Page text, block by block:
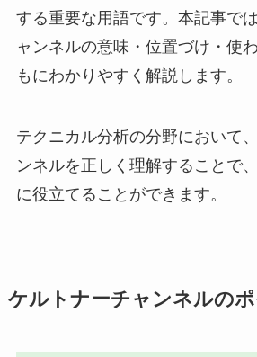
する重要な用語です。本記事で
ャンネルの意味・位置づけ・使
もにわかりやすく解説します。
テクニカル分析の分野において
ンネルを正しく理解することで
に役立てることができます。
ケルトナーチャンネルのポ